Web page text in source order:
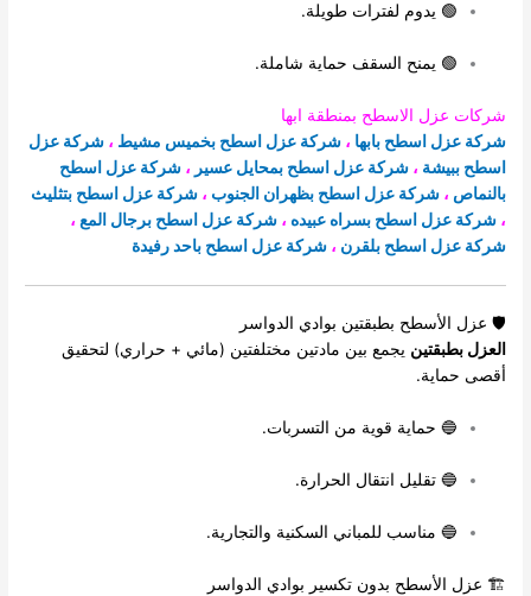
🟢 يدوم لفترات طويلة.
🟢 يمنح السقف حماية شاملة.
شركات عزل الاسطح بمنطقة ابها
شركة عزل اسطح بابها ،شركة عزل اسطح بخميس مشيط ،شركة عزل
اسطح ببيشة ،شركة عزل اسطح بمحايل عسير ،شركة عزل اسطح
بالنماص ،شركة عزل اسطح بظهران الجنوب ،شركة عزل اسطح بتثليث
،شركة عزل اسطح بسراه عبيده ،شركة عزل اسطح برجال المع ،
شركة عزل اسطح بلقرن ،شركة عزل اسطح باحد رفيدة
🛡 عزل الأسطح بطبقتين بوادي الدواسر
العزل بطبقتين يجمع بين مادتين مختلفتين (مائي + حراري) لتحقيق
أقصى حماية.
🔵 حماية قوية من التسربات.
🔵 تقليل انتقال الحرارة.
🔵 مناسب للمباني السكنية والتجارية.
🏗 عزل الأسطح بدون تكسير بوادي الدواسر